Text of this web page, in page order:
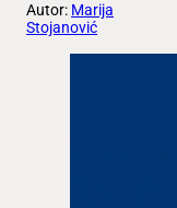
Autor: Marija
Stojanović